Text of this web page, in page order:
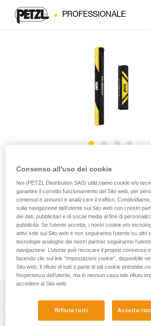
PROFESSIONALE
Custodia
AXESS
Custodia di ricambio per assorbitore di
ASAP’SORBER AXESS
Custodia di ricambio per l’assorbitore di
ASAP’SORBER AXESS. Diversi modelli
della generazione di ASAP’SORBER
Custodia ASAP’SORBER AXESS,
Specifiche tecniche
Consenso all'uso dei cookie
Noi (PETZL Distribution SAS) utilizziamo cookie e/o
garantire il corretto funzionamento del Sito web, per
contenuti e annunci e analizzare il traffico.
sulla navigazione dell’utente sul Sito web con i nostri
dei dati, pubblicitari e di social media al fine di
pubblicità. Se l’utente accetta, i nostri cookie e/o
attivi solo sul Sito web e non seguiranno l’utente su altri
tecnologie analoghe dei nostri partner seguiranno
navigazione. L’utente può revocare il proprio consenso
facendo clic sul link “Impostazioni cookie”, disponibile
Sito web. Il rifiuto di tutti o parte di tali cookie potrebbe
l’esperienza dell’utente, ma in nessun caso tale rifiuto
accedere al Sito web.
Rifiuta tutti Accetta